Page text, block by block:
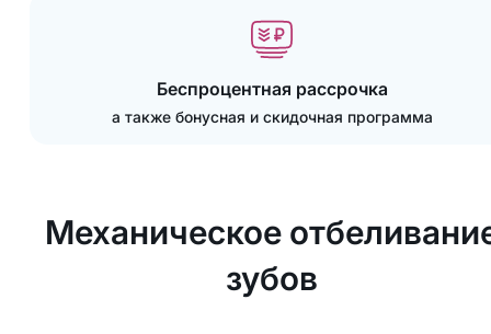
Беспроцентная рассрочка
а также бонусная и скидочная программа
Механическое
зубов